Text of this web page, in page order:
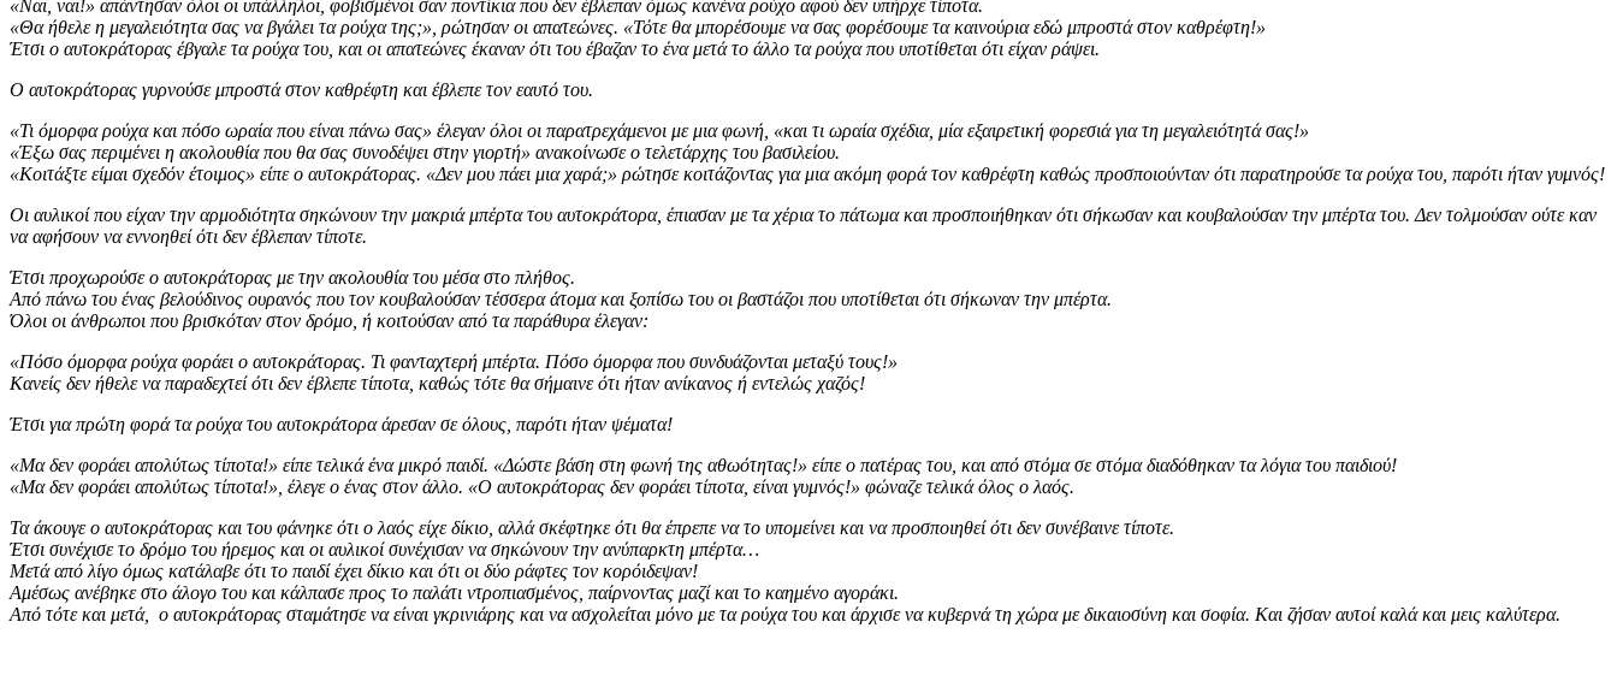
«Ναι, ναι!» απάντησαν όλοι οι υπάλληλοι, φοβισμένοι σαν ποντίκια που δεν έβλεπαν όμως κανένα ρούχο αφού δεν υπήρχε τίποτα.
«Θα ήθελε η μεγαλειότητα σας να βγάλει τα ρούχα της;», ρώτησαν οι απατεώνες. «Τότε θα μπορέσουμε να σας φορέσουμε τα καινούρια εδώ μπροστά στον καθρέφτη!»
Έτσι ο αυτοκράτορας έβγαλε τα ρούχα του, και οι απατεώνες έκαναν ότι του έβαζαν το ένα μετά το άλλο τα ρούχα που υποτίθεται ότι είχαν ράψει.
Ο αυτοκράτορας γυρνούσε μπροστά στον καθρέφτη και έβλεπε τον εαυτό του.
«Τι όμορφα ρούχα και πόσο ωραία που είναι πάνω σας» έλεγαν όλοι οι παρατρεχάμενοι με μια φωνή, «και τι ωραία σχέδια, μία εξαιρετική φορεσιά για τη μεγαλειότητά σας!»
«Έξω σας περιμένει η ακολουθία που θα σας συνοδέψει στην γιορτή» ανακοίνωσε ο τελετάρχης του βασιλείου.
«Κοιτάξτε είμαι σχεδόν έτοιμος» είπε ο αυτοκράτορας. «Δεν μου πάει μια χαρά;» ρώτησε κοιτάζοντας για μια ακόμη φορά τον καθρέφτη καθώς προσποιούνταν ότι παρατηρούσε τα ρούχα του, παρότι ήταν γυμνός!
Οι αυλικοί που είχαν την αρμοδιότητα σηκώνουν την μακριά μπέρτα του αυτοκράτορα, έπιασαν με τα χέρια το πάτωμα και προσποιήθηκαν ότι σήκωσαν και κουβαλούσαν την μπέρτα του. Δεν τολμούσαν ούτε καν
να αφήσουν να εννοηθεί ότι δεν έβλεπαν τίποτε.
Έτσι προχωρούσε ο αυτοκράτορας με την ακολουθία του μέσα στο πλήθος.
Από πάνω του ένας βελούδινος ουρανός που τον κουβαλούσαν τέσσερα άτομα και ξοπίσω του οι βαστάζοι που υποτίθεται ότι σήκωναν την μπέρτα.
Όλοι οι άνθρωποι που βρισκόταν στον δρόμο, ή κοιτούσαν από τα παράθυρα έλεγαν:
«Πόσο όμορφα ρούχα φοράει ο αυτοκράτορας. Τι φανταχτερή μπέρτα. Πόσο όμορφα που συνδυάζονται μεταξύ τους!»
Κανείς δεν ήθελε να παραδεχτεί ότι δεν έβλεπε τίποτα, καθώς τότε θα σήμαινε ότι ήταν ανίκανος ή εντελώς χαζός!
Έτσι για πρώτη φορά τα ρούχα του αυτοκράτορα άρεσαν σε όλους, παρότι ήταν ψέματα!
«Μα δεν φοράει απολύτως τίποτα!» είπε τελικά ένα μικρό παιδί. «Δώστε βάση στη φωνή της αθωότητας!» είπε ο πατέρας του, και από στόμα σε στόμα διαδόθηκαν τα λόγια του παιδιού!
«Μα δεν φοράει απολύτως τίποτα!», έλεγε ο ένας στον άλλο. «Ο αυτοκράτορας δεν φοράει τίποτα, είναι γυμνός!» φώναζε τελικά όλος ο λαός.
Τα άκουγε ο αυτοκράτορας και του φάνηκε ότι ο λαός είχε δίκιο, αλλά σκέφτηκε ότι θα έπρεπε να το υπομείνει και να προσποιηθεί ότι δεν συνέβαινε τίποτε.
Έτσι συνέχισε το δρόμο του ήρεμος και οι αυλικοί συνέχισαν να σηκώνουν την ανύπαρκτη μπέρτα…
Μετά από λίγο όμως κατάλαβε ότι το παιδί έχει δίκιο και ότι οι δύο ράφτες τον κορόιδεψαν!
Αμέσως ανέβηκε στο άλογο του και κάλπασε προς το παλάτι ντροπιασμένος, παίρνοντας μαζί και το καημένο αγοράκι.
Από τότε και μετά, ο αυτοκράτορας σταμάτησε να είναι γκρινιάρης και να ασχολείται μόνο με τα ρούχα του και άρχισε να κυβερνά τη χώρα με δικαιοσύνη και σοφία. Και ζήσαν αυτοί καλά και μεις καλύτερα.